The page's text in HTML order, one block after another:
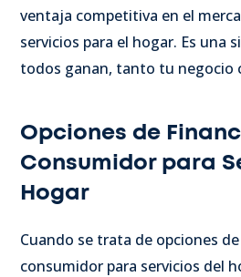
ventaja competitiva en el
servicios para el hogar. Es una
todos ganan, tanto tu negocio
Opciones de
Consumidor para
Hogar
Cuando se trata de opciones
consumidor para servicios del